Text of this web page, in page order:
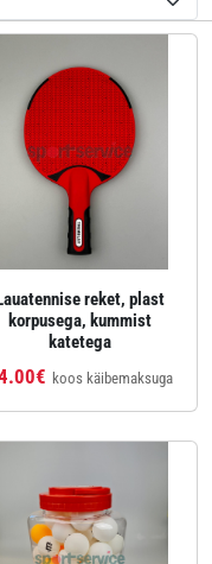
reket, plast
korpusega, kummist
katetega
koos käibemaksuga